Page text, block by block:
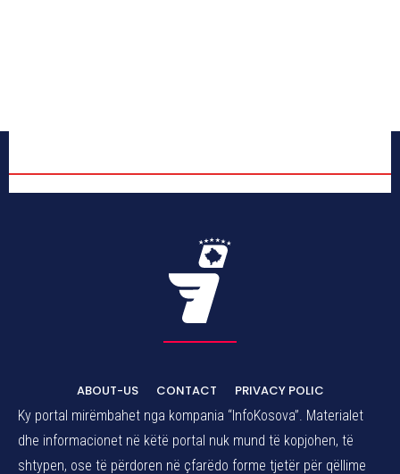
ABOUT-US CONTACT
PRIVACY POLIC
Ky portal mirëmbahet nga kompania “InfoKosova”. Materialet
dhe informacionet në këtë portal nuk mund të kopjohen, të
shtypen, ose të përdoren në çfarëdo forme tjetër për qëllime